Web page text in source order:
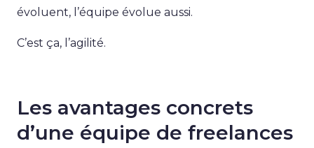
évoluent, l’équipe évolue aussi.
C’est ça, l’agilité.
Les avantages concrets
d’une équipe de freelances